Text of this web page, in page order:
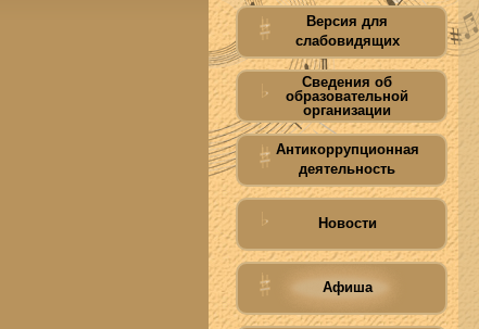
Версия для
слабовидящих
Сведения об
образовательной
организации
Антикоррупционная
деятельность
Новости
Афиша